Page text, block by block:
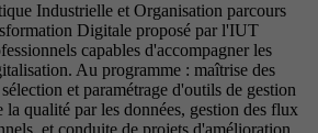
Industrielle et Organisation parcours
Digitale proposé par l'IUT
capables d'accompagner les
Au programme : maîtrise des
et paramétrage d'outils de gestion
qualité par les données, gestion des flux